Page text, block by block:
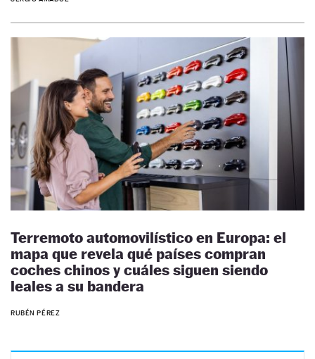
Terremoto automovilístico en Europa: el
mapa que revela qué países compran
coches chinos y cuáles siguen siendo
leales a su bandera
RUBÉN PÉREZ